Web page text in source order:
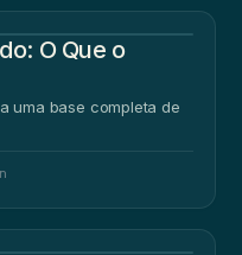
O Que o
uma base completa de